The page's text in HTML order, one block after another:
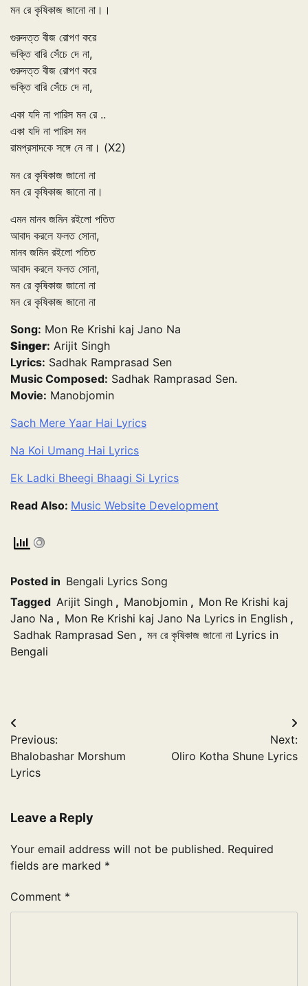
মন রে কৃষিকাজ জানো না।।
গুরুদত্ত বীজ রোপণ করে
ভক্তি বারি সেঁচে দে না,
গুরুদত্ত বীজ রোপণ করে
ভক্তি বারি সেঁচে দে না,
একা যদি না পারিস মন রে ..
একা যদি না পারিস মন
রামপ্রসাদকে সঙ্গে নে না। (X2)
মন রে কৃষিকাজ জানো না
মন রে কৃষিকাজ জানো না।
এমন মানব জমিন রইলো পতিত
আবাদ করলে ফলত সোনা,
মানব জমিন রইলো পতিত
আবাদ করলে ফলত সোনা,
মন রে কৃষিকাজ জানো না
মন রে কৃষিকাজ জানো না
Song: Mon Re Krishi kaj Jano Na
Singer: Arijit Singh
Lyrics: Sadhak Ramprasad Sen
Music Composed: Sadhak Ramprasad Sen.
Movie: Manobjomin
Sach Mere Yaar Hai Lyrics
Na Koi Umang Hai Lyrics
Ek Ladki Bheegi Bhaagi Si Lyrics
Read Also: Music Website Development
Posted in Bengali Lyrics Song
Tagged Arijit Singh , Manobjomin , Mon Re Krishi kaj
Jano Na , Mon Re Krishi kaj Jano Na Lyrics in English ,
Sadhak Ramprasad Sen , মন রে কৃষিকাজ জানো না Lyrics in
Bengali
Post
navigation
Previous:
Bhalobashar Morshum
Lyrics
Next:
Oliro Kotha Shune Lyrics
Leave a Reply
Your email address will not be published. Required
fields are marked *
Comment *